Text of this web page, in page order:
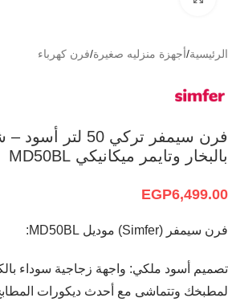
الرئيسية/أجهزة منزليه صغيرة/فرن كهرباء
فرن سيمفر تركي
بالبخار وتايمر ميكانيكي MD50BL
EGP6,499.00
فرن سيمفر (Simfer) موديل MD50BL:
تصميم أسود ملكي: واجهة زجاجية سوداء
لمطبخك وتتماشى مع أحدث ديكورات